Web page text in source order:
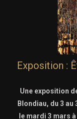
Exposition :
Une exposition
Blondiau, du 3
le mardi 3 mars